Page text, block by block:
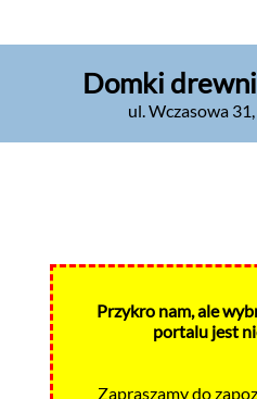
Domki
ul. Wczasowa 31,
Przykro nam, ale
portalu jest
Zapraszamy do